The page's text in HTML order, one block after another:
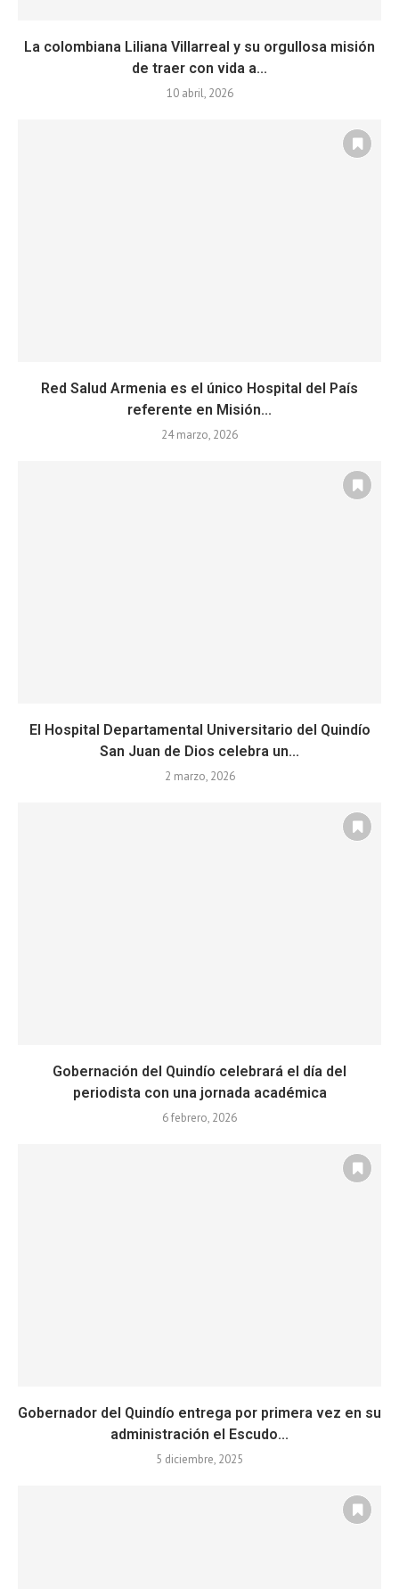
La colombiana Liliana Villarreal y su orgullosa misión
de traer con vida a...
10 abril, 2026
Red Salud Armenia es el único Hospital del País
referente en Misión...
24 marzo, 2026
El Hospital Departamental Universitario del Quindío
San Juan de Dios celebra un...
2 marzo, 2026
Gobernación del Quindío celebrará el día del
periodista con una jornada académica
6 febrero, 2026
Gobernador del Quindío entrega por primera vez en su
administración el Escudo...
5 diciembre, 2025